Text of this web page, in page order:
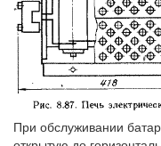
При обслуживании